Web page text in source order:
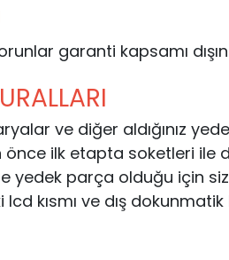
garanti kapsamı
ve diğer aldığınız
ilk etapta soketleri ile
yedek parça olduğu için
lcd kısmı ve dış